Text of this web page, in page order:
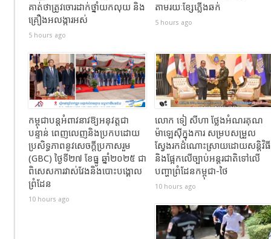
គាត់ថាត្រូវចោរដាក់ថ្នាំយកលុយ និង
គ្រឿងអលង្ការអស់
5 hours ago
តាមរយៈខ្សែភ្លើងឆក់
5 hours ago
កម្ពុជាបន្តអំពាវនាវឱ្យអនុវត្តជា
បន្ទាន់ ពេញលេញនិងប្រកបដោយ
ប្រសិទ្ធភាពនូវសេចក្តីប្រកាសរួម
(GBC) ថ្ងៃទី២៧ ខែធ្នូ ឆ្នាំ២០២៥ ជា
ពិសេសការវាស់វែងនិងបោះបង្គោល
ព្រំដែន
10 hours ago
លោក ទៀ សីហា ថ្លែងអំណរគុណ
ម៉ាឡេស៊ីក្នុងការ សម្របសម្រួល
ស្វែងរកដំណោះស្រាយដោយសន្តិវិធី
និងផ្អែកលើច្បាប់អន្តរជាតិទៅលើ
បញ្ហាព្រំដែនកម្ពុជា-ថៃ
10 hours ago